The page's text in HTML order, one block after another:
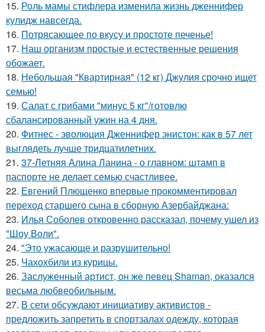
15. Роль мамы стифлера изменила жизнь дженнифер
кулидж навсегда.
16. Потрясающее по вкусу и простоте печенье!
17. Наш организм простые и естественные решения
обожает.
18. Небольшая "Квартирная" (12 кг) Джулия срочно ищет
семью!
19. Салат с грибами "минус 5 кг"/готовлю
сбалансированный ужин на 4 дня.
20. Фитнес - эволюция Дженнифер энистон: как в 57 лет
выглядеть лучше тридцатилетних.
21. 37-Летняя Алина Ланина - о главном: штамп в
паспорте не делает семью счастливее.
22. Евгений Плющенко впервые прокомментировал
переход старшего сына в сборную Азербайджана:
23. Илья Соболев откровенно рассказал, почему ушел из
"Шоу Воли".
24. "Это ужасающе и разрушительно!
25. Чахохбили из курицы.
26. Заслуженный артист, он же певец Shaman, оказался
весьма любвеобильным.
27. В сети обсуждают инициативу активистов -
предложить запретить в спортзалах одежду, которая